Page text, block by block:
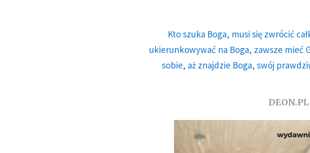
Kto szuka Boga, musi się zwrócić
ukierunkowywać na Boga, zawsze mieć
sobie, aż znajdzie Boga, swój